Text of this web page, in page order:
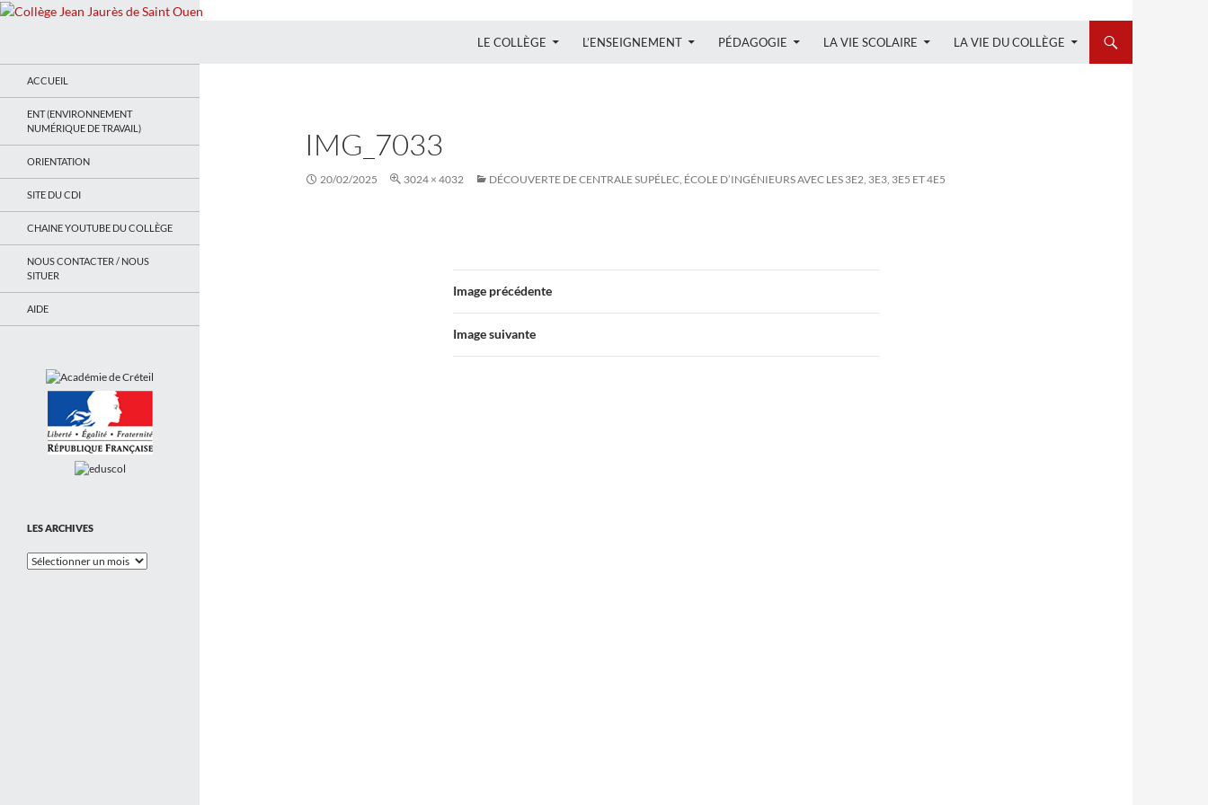
LE COLLÈGE L’ENSEIGNEMENT PÉDAGOGIE LA VIE SCOLAIRE LA VIE DU COLLÈGE
IMG_7033
20/02/2025 3024 × 4032 DÉCOUVERTE DE CENTRALE SUPÉLEC, ÉCOLE D’INGÉNIEURS AVEC LES 3E2, 3E3, 3E5 ET 4E5
Image précédente
Image suivante
ACCUEIL
ENT (ENVIRONNEMENT
NUMÉRIQUE DE TRAVAIL)
ORIENTATION
SITE DU CDI
CHAINE YOUTUBE DU COLLÈGE
NOUS CONTACTER / NOUS
SITUER
AIDE
LES ARCHIVES
Les